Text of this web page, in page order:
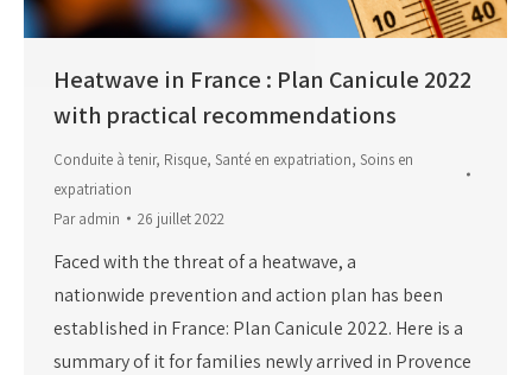
Heatwave in France : Plan Canicule 2022
with practical recommendations
Conduite à tenir, Risque, Santé en expatriation, Soins en
expatriation
Paradmin 26 juillet 2022
Faced with the threat of a heatwave, a
nationwide prevention and action plan has been
established in France: Plan Canicule 2022. Here is a
summary of it for families newly arrived in Provence